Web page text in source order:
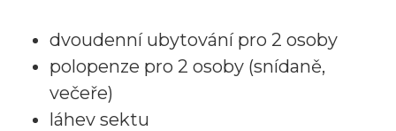
dvoudenní ubytování pro 2 osoby
polopenze pro 2 osoby (snídaně,
večeře)
láhev sektu